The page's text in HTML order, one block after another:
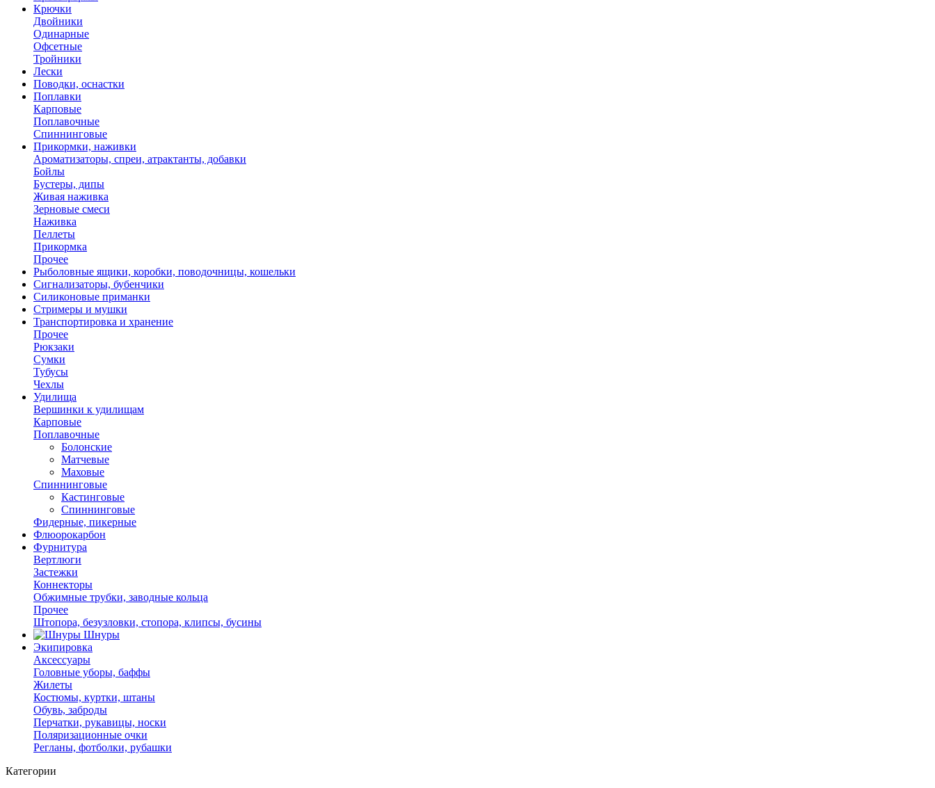
Крючки
Двойники
Одинарные
Офсетные
Тройники
Лески
Поводки, оснастки
Поплавки
Карповые
Поплавочные
Спиннинговые
Прикормки, наживки
Ароматизаторы, спреи, атрактанты, добавки
Бойлы
Бустеры, дипы
Живая наживка
Зерновые смеси
Наживка
Пеллеты
Прикормка
Прочее
Рыболовные ящики, коробки, поводочницы, кошельки
Сигнализаторы, бубенчики
Силиконовые приманки
Стримеры и мушки
Транспортировка и хранение
Прочее
Рюкзаки
Сумки
Тубусы
Чехлы
Удилища
Вершинки к удилищам
Карповые
Поплавочные
Болонские
Матчевые
Маховые
Спиннинговые
Кастинговые
Спиннинговые
Фидерные, пикерные
Флюорокарбон
Фурнитура
Вертлюги
Застежки
Коннекторы
Обжимные трубки, заводные кольца
Прочее
Штопора, безузловки, стопора, клипсы, бусины
Шнуры
Экипировка
Аксессуары
Головные уборы, баффы
Жилеты
Костюмы, куртки, штаны
Обувь, заброды
Перчатки, рукавицы, носки
Поляризационные очки
Регланы, фотболки, рубашки
Категории